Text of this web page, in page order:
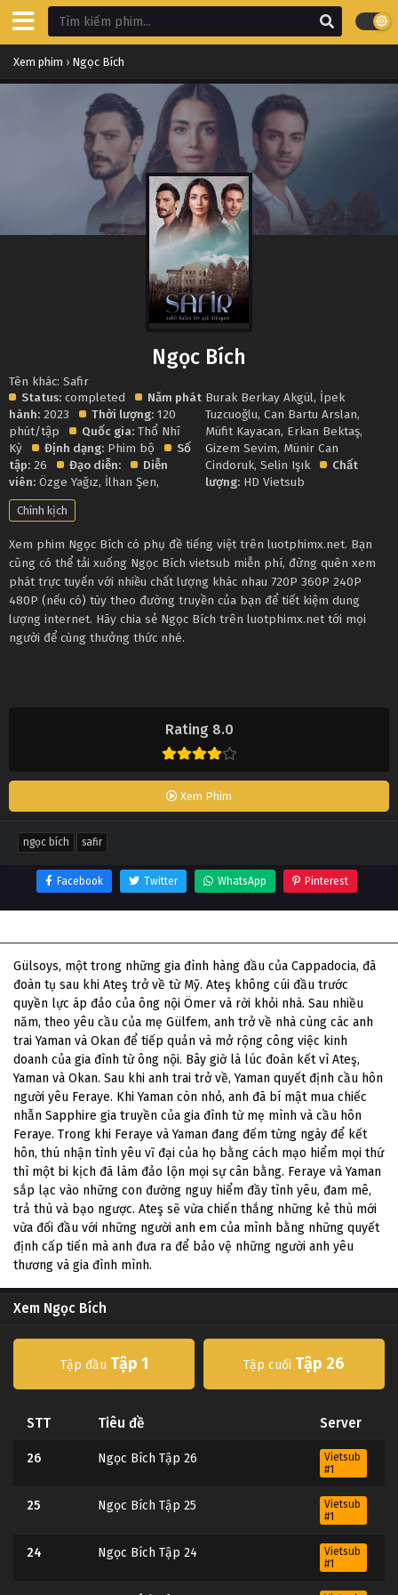
Xem phim › Ngọc Bích
Rating 8.0
Xem Phim
Ngọc Bích
Tên khác: Safir
Status: completed
Năm phát
hành: 2023 Thời lượng: 120
phút/tập
Quốc gia: Thổ Nhĩ
Kỳ
Định dạng: Phim bộ
Số
tập: 26 Đạo diễn:
Diễn
viên: Özge Yağız, İlhan Şen,
Burak Berkay Akgül, İpek
Tuzcuoğlu,Can Bartu Arslan,
Müfit Kayacan, Erkan Bektaş,
Gizem Sevim, Münir Can
Cindoruk,Selin Işık
Chất
lượng: HD Vietsub
Chính kịch
Xem phim Ngọc Bích có phụ đề tiếng việt trên luotphimx.net. Bạn
cũng có thể tải xuống Ngọc Bích vietsub miễn phí, đừng quên xem
phát trực tuyến với nhiều chất lượng khác nhau 720P 360P 240P
480P (nếu có) tùy theo đường truyền của bạn để tiết kiệm dung
lượng internet. Hãy chia sẻ Ngọc Bích trên luotphimx.net tới mọi
người để cùng thưởng thức nhé.
ngọc bích safir
Facebook Twitter WhatsApp Pinterest
Gülsoys, một trong những gia đình hàng đầu của Cappadocia, đã
đoàn tụ sau khi Ateş trở về từ Mỹ. Ateş không cúi đầu trước
quyền lực áp đảo của ông nội Ömer và rời khỏi nhà. Sau nhiều
năm, theo yêu cầu của mẹ Gülfem, anh trở về nhà cùng các anh
trai Yaman và Okan để tiếp quản và mở rộng công việc kinh
doanh của gia đình từ ông nội. Bây giờ là lúc đoàn kết vì Ateş,
Yaman và Okan. Sau khi anh trai trở về, Yaman quyết định cầu hôn
người yêu Feraye. Khi Yaman còn nhỏ, anh đã bí mật mua chiếc
nhẫn Sapphire gia truyền của gia đình từ mẹ mình và cầu hôn
Feraye. Trong khi Feraye và Yaman đang đếm từng ngày để kết
hôn, thú nhận tình yêu vĩ đại của họ bằng cách mạo hiểm mọi thứ
thì một bi kịch đã làm đảo lộn mọi sự cân bằng. Feraye và Yaman
sắp lạc vào những con đường nguy hiểm đầy tình yêu, đam mê,
trả thù và bạo ngược. Ateş sẽ vừa chiến thắng những kẻ thù mới
vừa đối đầu với những người anh em của mình bằng những quyết
định cấp tiến mà anh đưa ra để bảo vệ những người anh yêu
thương và gia đình mình.
Xem Ngọc Bích
Tập đầu Tập 1 Tập cuối Tập 26
STT Tiêu đề Server
26 Ngọc Bích Tập 26
Vietsub
#1
25 Ngọc Bích Tập 25
Vietsub
#1
24 Ngọc Bích Tập 24
Vietsub
#1